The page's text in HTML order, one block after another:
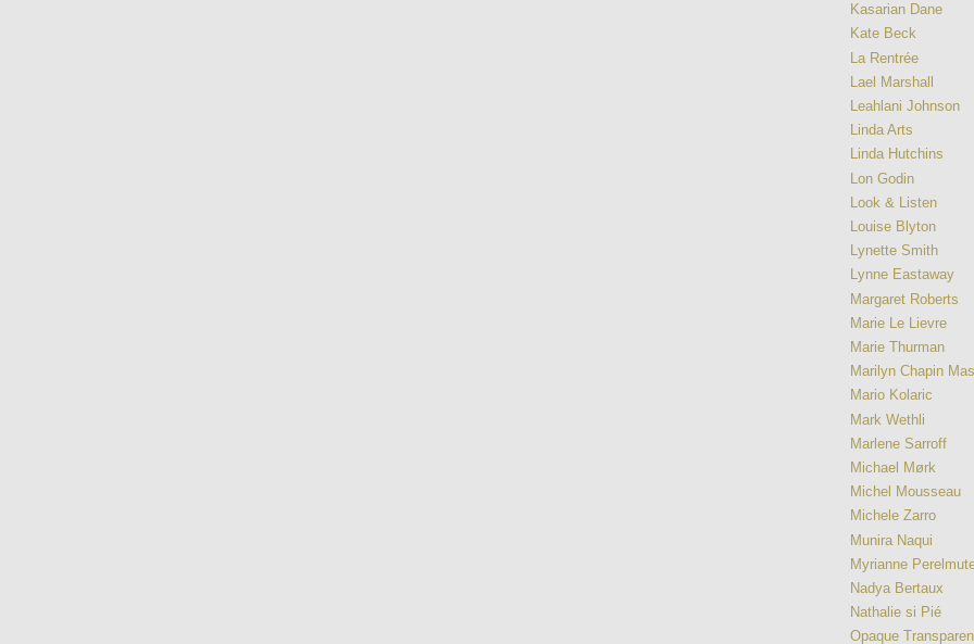
Kasarian Dane
Kate Beck
La Rentrée
Lael Marshall
Leahlani Johnson
Linda Arts
Linda Hutchins
Lon Godin
Look & Listen
Louise Blyton
Lynette Smith
Lynne Eastaway
Margaret Roberts
Marie Le Lievre
Marie Thurman
Marilyn Chapin
Mario Kolaric
Mark Wethli
Marlene Sarroff
Michael Mørk
Michel Mousseau
Michele Zarro
Munira Naqui
Myrianne
Nadya Bertaux
Nathalie si Pié
Opaque